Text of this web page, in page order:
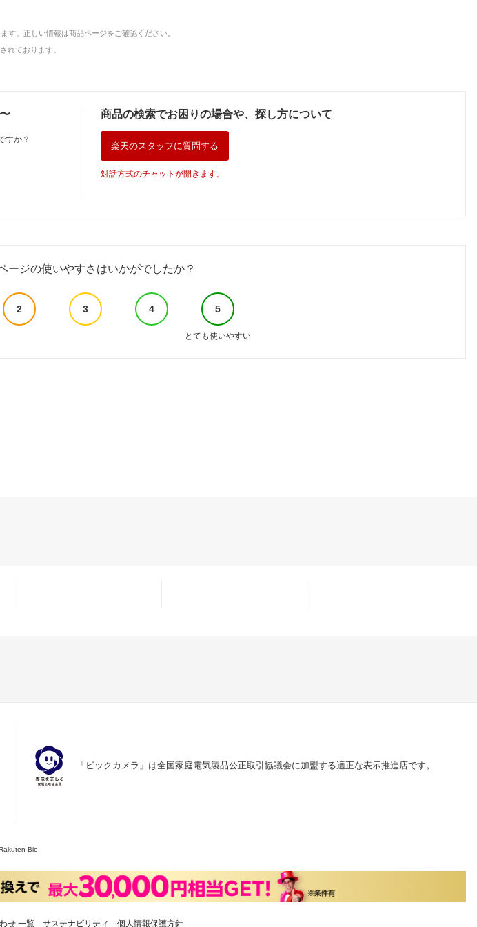
。正しい情報は商品ページをご確認ください。
れております。
〜
すか？
商品の検索でお困りの場合や、探し方について
楽天のスタッフに質問する
対話方式のチャットが開きます。
ージの使いやすさはいかがでしたか？
2 3 4 5
とても使いやすい
「ビックカメラ」は全国家庭電気製品公正取引協議会に加盟する適正な表示推進店です。
Bic
せ 一覧 サステナビリティ 個人情報保護方針